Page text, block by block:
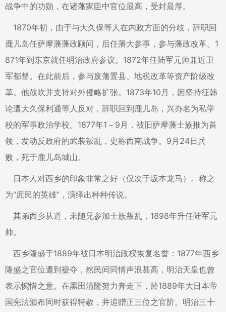
战争中的功勋，在诸藩家臣中官位最高，受封最厚。
1870年初，由于与大久保等人在内政方面的分歧，辞职回
鹿儿岛任萨摩藩藩政顾问，后任藩大参事，参与藩政改革。1
871年到东京就任明治政府参议。1872年任陆军元帅兼近卫
军都督。在此前后，参与废藩置县、地税改革等资产阶级改
革。他鼓吹并支持对外侵略扩张。1873年10月，因坚持征韩
论遭大久保利通等人反对，辞职回到鹿儿岛，兴办名为私学
校的军事政治学校。1877年1－9月，被旧萨摩藩士族推为首
领，发动反政府的武装叛乱，史称西南战争。9月24日兵
败，死于鹿儿岛城山。
日本人对西乡的印象非常之好（仅次于坂本龙马）。称之
为“庶民的英雄”，演绎出种种传说。
其弟西乡从道，未随兄参加士族叛乱，1898年升任陆军元
帅。
西乡隆盛于1889年被日本明治政权恢复名誉：1877年西乡
隆盛之官位遭到褫夺，然民间同情声浪甚高，明治天皇也曾
表示惋惜之意。在黑田清隆努力奔走下，於1889年大日本帝
国宪法颁布同时获得特赦，并追赠正三位之官阶。明治三十